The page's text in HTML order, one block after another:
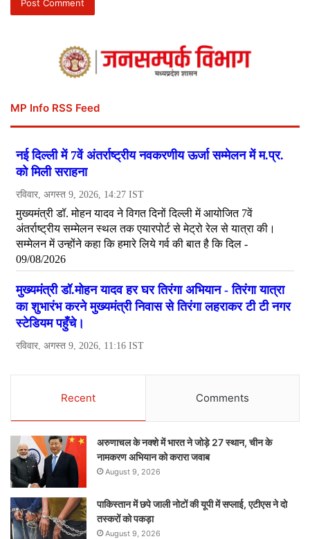
MP Info RSS Feed
Recent Comments
अरुणाचल के नक्शे में भारत ने जोड़े 27 स्थान, चीन के
नामकरण अभियान को करारा जवाब
August 9, 2026
पाकिस्तान में छपे जाली नोटों की यूपी में सप्लाई, एटीएस ने दो
तस्करों को पकड़ा
August 9, 2026